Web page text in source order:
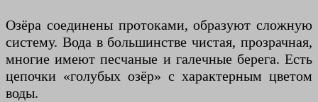
Озёра соединены протоками, образуют сложную
систему. Вода в большинстве чистая, прозрачная,
многие имеют песчаные и галечные берега. Есть
цепочки «голубых озёр» с характерным цветом
воды.